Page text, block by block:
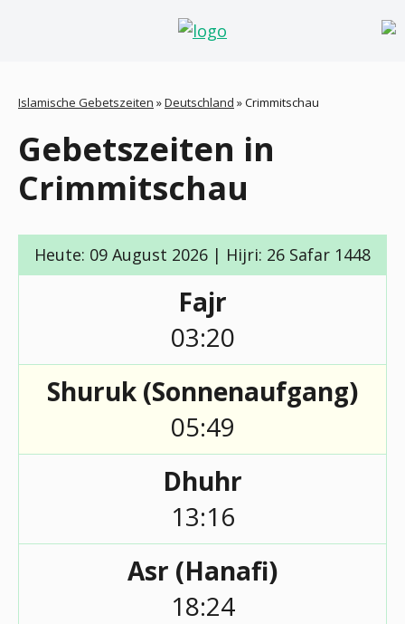
Islamische Gebetszeiten »Deutschland »Crimmitschau
Gebetszeiten in
Crimmitschau
Heute: 09 August 2026 | Hijri: 26 Safar 1448
Fajr
03:20
Shuruk (Sonnenaufgang)
05:49
Dhuhr
13:16
Asr (Hanafi)
18:24